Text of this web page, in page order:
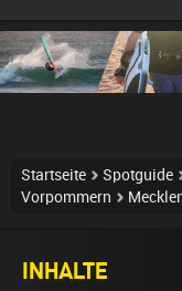
Startseite Spotguide
Vorpommern
INHALTE